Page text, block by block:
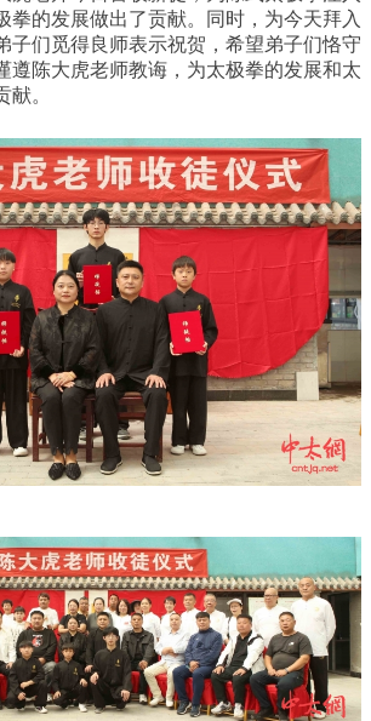
拳的发展做出了贡献。同时，为今天拜入
子们觅得良师表示祝贺，希望弟子们恪守
遵陈大虎老师教诲，为太极拳的发展和太
。